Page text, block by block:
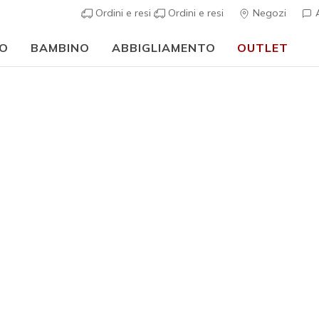
Ordini e resi Ordini e resi Negozi
BAMBINO ABBIGLIAMENTO OUTLET